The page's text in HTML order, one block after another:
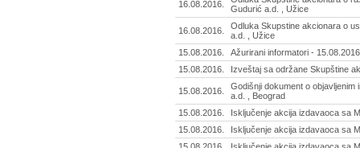
16.08.2016.
Gudurić a.d. , Užice
16.08.2016.
Odluka Skupstine akcionara o
a.d. , Užice
15.08.2016.
Ažurirani informatori - 15.08.2016
15.08.2016.
Izveštaj sa održane Skupštine
15.08.2016.
Godišnji dokument o objavljenim
a.d. , Beograd
15.08.2016.
Isključenje akcija izdavaoca sa
15.08.2016.
Isključenje akcija izdavaoca sa